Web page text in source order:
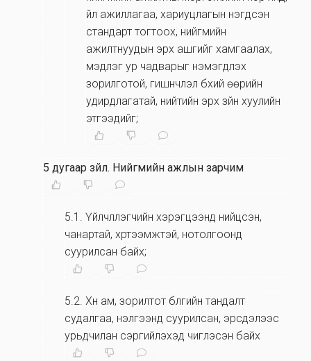
үйл ажиллагаа, хариуцлагын нэгдсэн
стандарт тогтоох, нийгмийн
ажилтнуудын эрх ашгийг хамгаалах,
мэдлэг ур чадварыг нэмэгдүүлэх
зорилготой, гишүүнчлэл бүхий өөрийн
удирдлагатай, нийтийн эрх зүйн хуулийн
этгээдийг;
5 дугаар зүйл. Нийгмийн ажлын зарчим
5.1 . Үйлчлүүлэгчийн хэрэгцээнд нийцсэн,
чанартай, хүртээмжтэй, нотолгоонд
суурилсан байх;
5.2. Хүн ам, зорилтот бүлгийн тандалт
судалгаа, үнэлгээнд суурилсан, эрсдэлээс
урьдчилан сэргийлэхэд чиглэсэн байх